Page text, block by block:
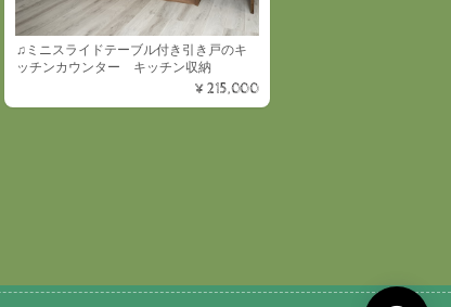
♫ミニスライドテーブル付き引き戸のキ
ッチンカウンター キッチン収納
¥215,000